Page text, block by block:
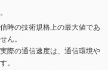
時の技術規格上の最大値であ
ん。
際の通信速度は、通信環境や
。